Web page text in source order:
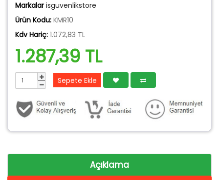
Markalar isguvenlikstore
Ürün Kodu: KMR10
Kdv Hariç: 1.072,83 TL
1.287,39 TL
Sepete Ekle
Açıklama